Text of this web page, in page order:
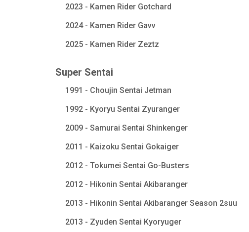
2023 - Kamen Rider Gotchard
2024 - Kamen Rider Gavv
2025 - Kamen Rider Zeztz
Super Sentai
1991 - Choujin Sentai Jetman
1992 - Kyoryu Sentai Zyuranger
2009 - Samurai Sentai Shinkenger
2011 - Kaizoku Sentai Gokaiger
2012 - Tokumei Sentai Go-Busters
2012 - Hikonin Sentai Akibaranger
2013 - Hikonin Sentai Akibaranger Season 2suu
2013 - Zyuden Sentai Kyoryuger